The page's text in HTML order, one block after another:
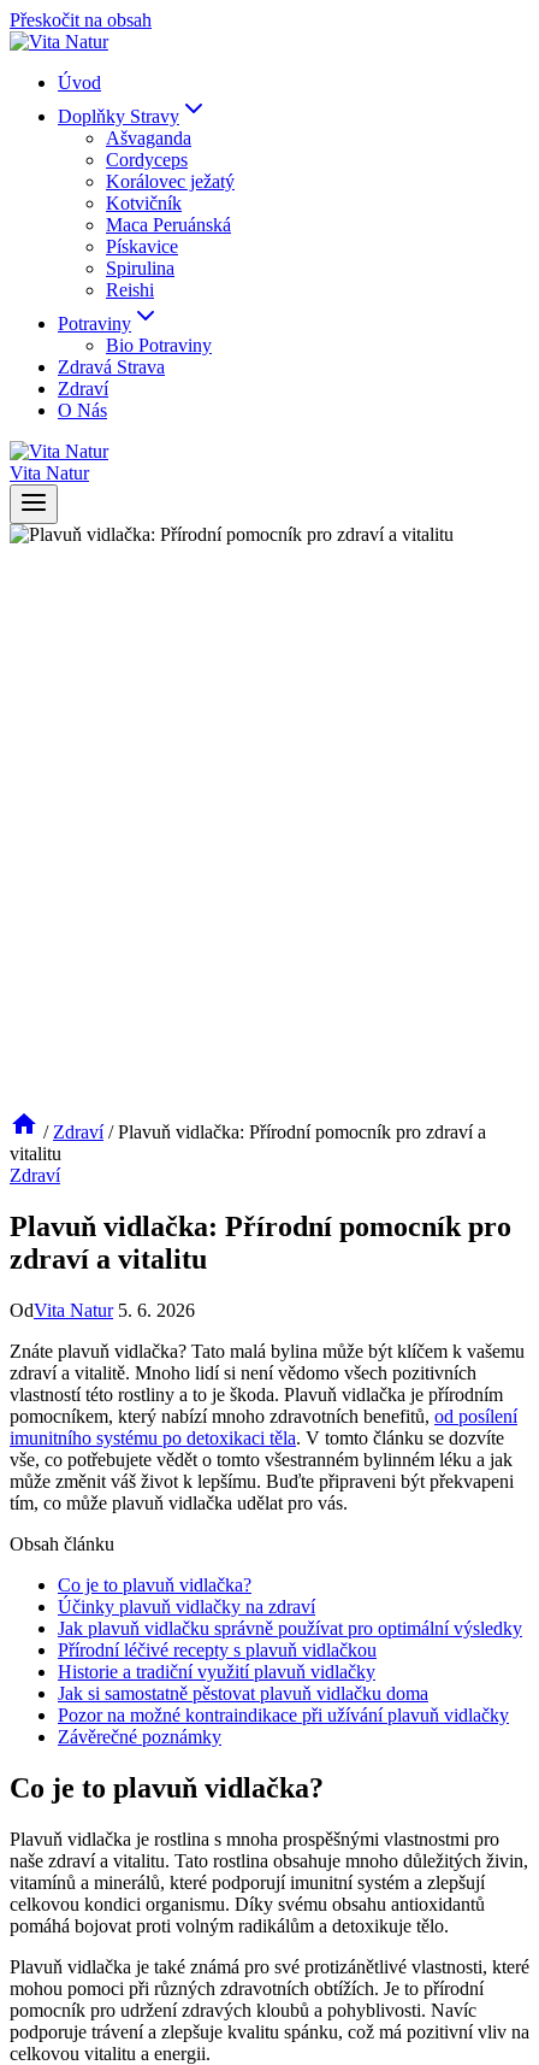
Přeskočit na obsah
Úvod
Doplňky Stravy
Ašvaganda
Cordyceps
Korálovec ježatý
Kotvičník
Maca Peruánská
Pískavice
Spirulina
Reishi
Potraviny
Bio Potraviny
Zdravá Strava
Zdraví
O Nás
Vita Natur
/ Zdraví / Plavuň vidlačka: Přírodní pomocník pro zdraví a
vitalitu
Zdraví
Plavuň vidlačka: Přírodní pomocník pro
zdraví a vitalitu
OdVita Natur 5. 6. 2026
Znáte plavuň vidlačka? Tato malá bylina může být klíčem k vašemu
zdraví a vitalitě. Mnoho lidí si není vědomo všech pozitivních
vlastností této rostliny a to je škoda. Plavuň vidlačka je přírodním
pomocníkem, který nabízí mnoho zdravotních benefitů, od posílení
imunitního systému po detoxikaci těla. V tomto článku se dozvíte
vše, co potřebujete vědět o tomto všestranném bylinném léku a jak
může změnit váš život k lepšímu. Buďte připraveni být překvapeni
tím, co může plavuň vidlačka udělat pro vás.
Obsah článku
Co je to plavuň vidlačka?
Účinky plavuň vidlačky na zdraví
Jak plavuň vidlačku správně používat pro optimální výsledky
Přírodní léčivé recepty s plavuň vidlačkou
Historie a tradiční využití plavuň vidlačky
Jak si samostatně pěstovat plavuň vidlačku doma
Pozor na možné kontraindikace při užívání plavuň vidlačky
Závěrečné poznámky
Co je to plavuň vidlačka?
Plavuň vidlačka je rostlina s mnoha prospěšnými vlastnostmi pro
naše zdraví a vitalitu. Tato rostlina obsahuje mnoho důležitých živin,
vitamínů a minerálů, které podporují imunitní systém a zlepšují
celkovou kondici organismu. Díky svému obsahu antioxidantů
pomáhá bojovat proti volným radikálům a detoxikuje tělo.
Plavuň vidlačka je také známá pro své protizánětlivé vlastnosti, které
mohou pomoci při různých zdravotních obtížích. Je to přírodní
pomocník pro udržení zdravých kloubů a pohyblivosti. Navíc
podporuje trávení a zlepšuje kvalitu spánku, což má pozitivní vliv na
celkovou vitalitu a energii.